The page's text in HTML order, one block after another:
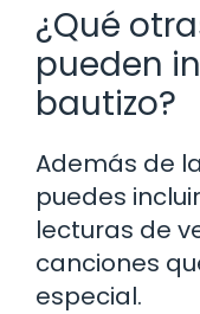
¿Qué
pueden
bautizo?
Además de
puedes
lecturas de
canciones
especial.